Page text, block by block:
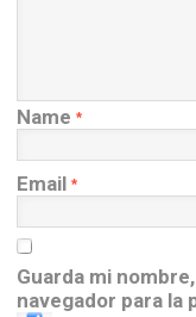
Name *
Email *
Guarda mi
navegador para la